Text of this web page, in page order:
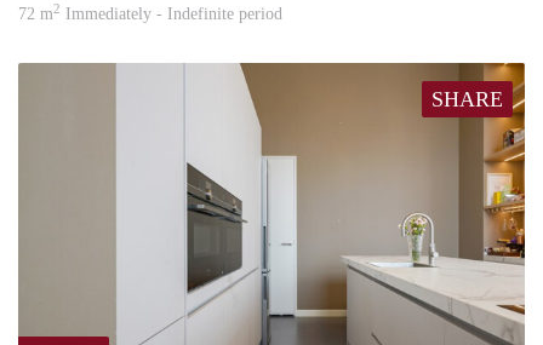
72 m2 Immediately - Indefinite period
SHARE